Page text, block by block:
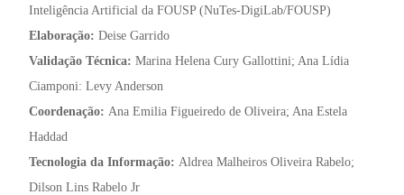
Inteligência Artificial da FOUSP (NuTes-DigiLab/FOUSP)
Elaboração: Deise Garrido
Validação Técnica: Marina Helena Cury Gallottini; Ana Lídia
Ciamponi: Levy Anderson
Coordenação: Ana Emilia Figueiredo de Oliveira; Ana Estela
Haddad
Tecnologia da Informação: Aldrea Malheiros Oliveira Rabelo;
Dilson Lins Rabelo Jr